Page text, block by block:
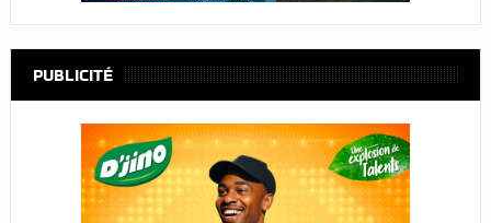
PUBLICITÉ